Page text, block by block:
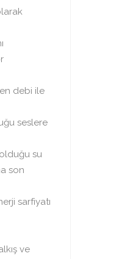
debi ile
seslere
su
son
sarfiyatı
ve